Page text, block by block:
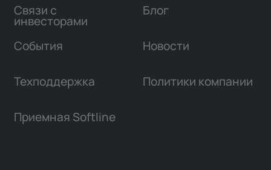
Связи с
инвесторами
Блог
События Новости
Техподдержка Политики компании
Приемная Softline